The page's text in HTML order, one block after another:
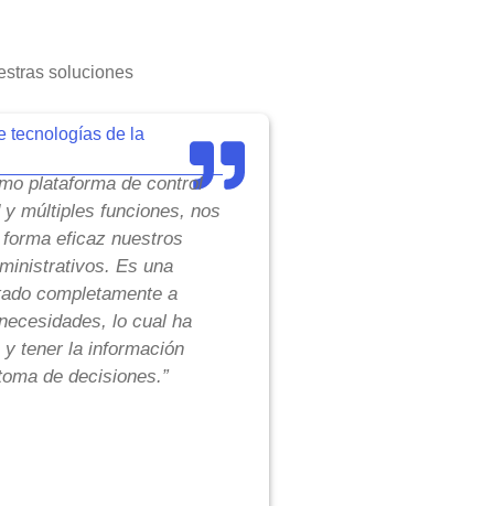
soluciones
tecnologías de la
plataforma de control
múltiples funciones, nos
eficaz nuestros
Es una
completamente a
lo cual ha
tener la información
de decisiones.”